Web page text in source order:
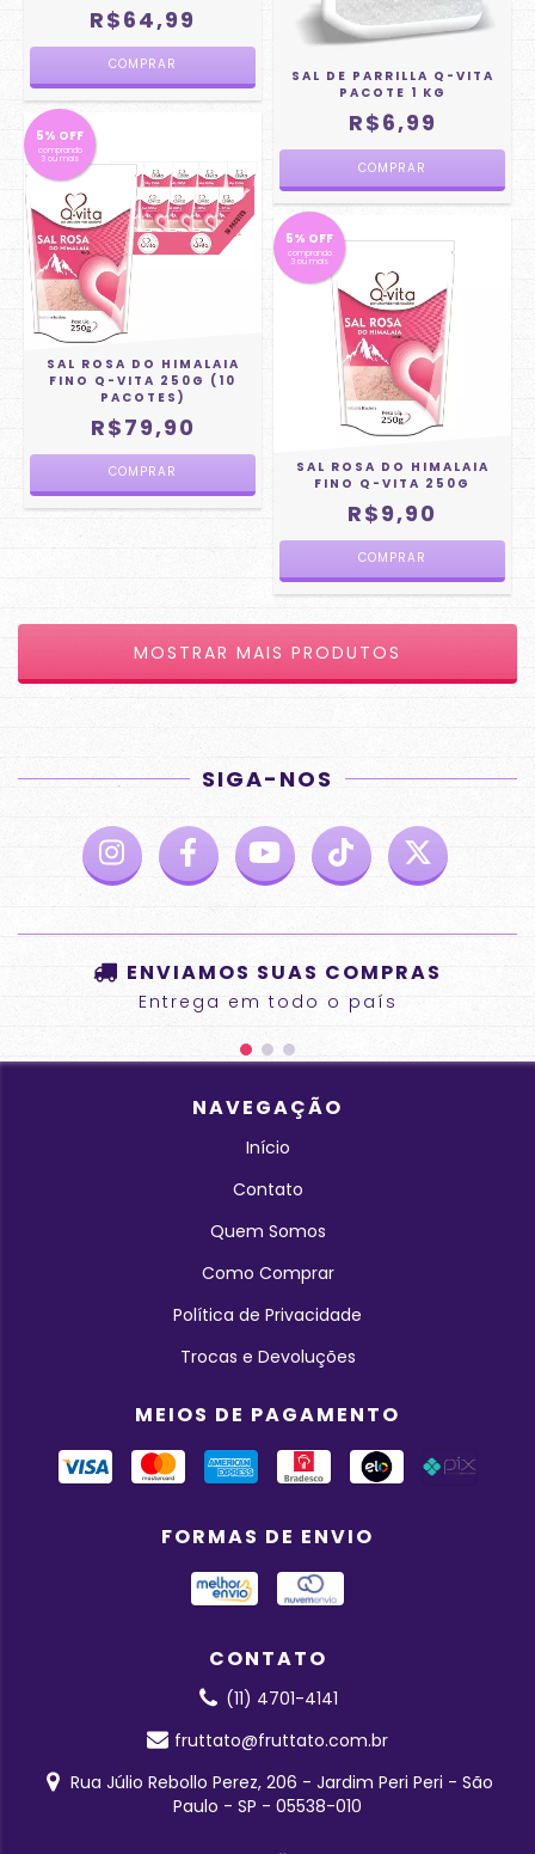
R$64,99
SAL DE PARRILLA Q-VITA
PACOTE 1 KG
R$6,99
5% OFF
comprando
3 ou mais
SAL ROSA DO HIMALAIA
FINO Q-VITA 250G (10
PACOTES)
R$79,90
5% OFF
comprando
3 ou mais
SAL ROSA DO HIMALAIA
FINO Q-VITA 250G
R$9,90
MOSTRAR MAIS PRODUTOS
SIGA-NOS
ENVIAMOS SUAS COMPRAS
Entrega em todo o país
NAVEGAÇÃO
Início
Contato
Quem Somos
Como Comprar
Política de Privacidade
Trocas e Devoluções
MEIOS DE PAGAMENTO
FORMAS DE ENVIO
CONTATO
(11) 4701-4141
fruttato@fruttato.com.br
Rua Júlio Rebollo Perez, 206 - Jardim Peri Peri - São
Paulo - SP - 05538-010